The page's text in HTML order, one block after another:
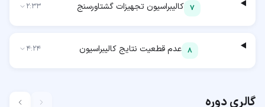
7 کالیبراسیون تجهیزات گشتاورسنج 2:33
8 عدم قطعیت نتایج کالیبراسیون 4:24
گالری دوره